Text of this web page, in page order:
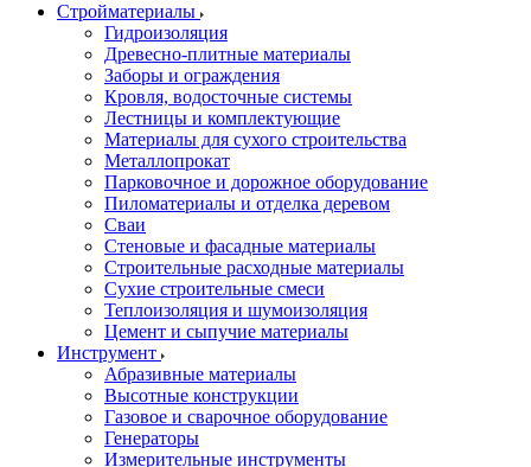
Стройматериалы
Гидроизоляция
Древесно-плитные материалы
Заборы и ограждения
Кровля, водосточные системы
Лестницы и комплектующие
Материалы для сухого строительства
Металлопрокат
Парковочное и дорожное оборудование
Пиломатериалы и отделка деревом
Сваи
Стеновые и фасадные материалы
Строительные расходные материалы
Сухие строительные смеси
Теплоизоляция и шумоизоляция
Цемент и сыпучие материалы
Инструмент
Абразивные материалы
Высотные конструкции
Газовое и сварочное оборудование
Генераторы
Измерительные инструменты